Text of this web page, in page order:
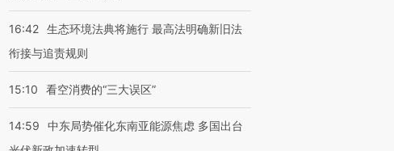
16:42 生态环境法典将施行 最高法明确新旧法
衔接与追责规则
15:10 看空消费的“三大误区”
14:59
中东局势催化东南亚能源焦虑 多国出台